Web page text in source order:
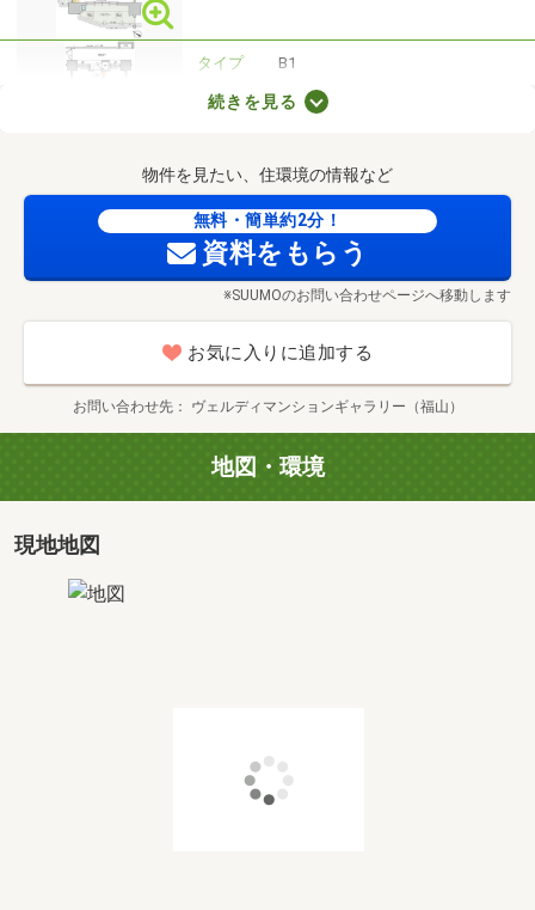
タイプ
B1
3LDK+WIC+FC
専有面積
67.57m
タイプ
間取り
3LDK+WIC+FC
専有面積
67.57m 2
価格 3,678万円～3,958万円
専有面積
67.38m
価格 2,878万円
タイプ
D(2F)
続きを見る
物件を見たい、住環境の情報など
無料・簡単約2分！
資料をもらう
※SUUMOのお問い合わせページへ移動します
お気に入りに追加する
お問い合わせ先 ヴェルディマンションギャラリー（福山）
地図・環境
現地地図